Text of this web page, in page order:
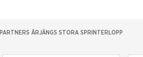
PARTNERS ÅRJÄNGS STORA SPRINTERLOPP